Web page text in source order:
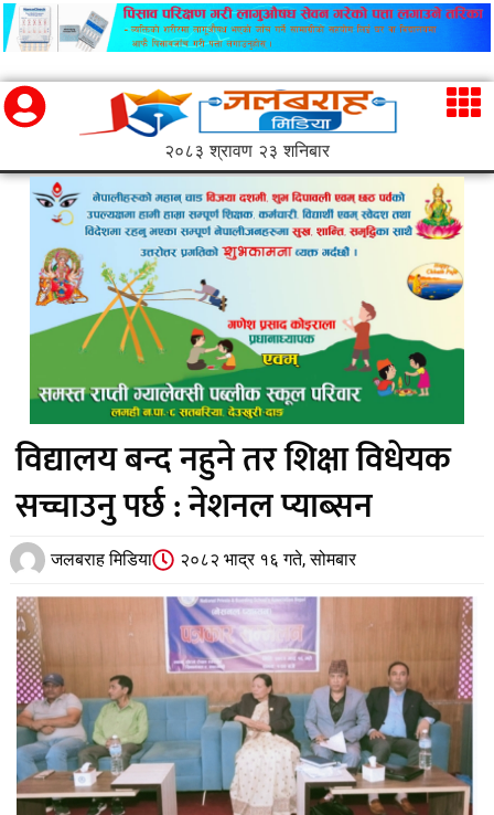
२०८३ श्रावण २३ शनिबार
विद्यालय बन्द नहुने तर शिक्षा विधेयक
सच्चाउनु पर्छ : नेशनल प्याब्सन
जलबराह मिडिया २०८२ भाद्र १६ गते, सोमबार